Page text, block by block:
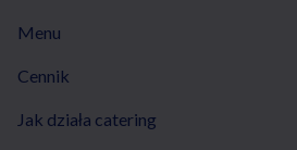
Menu
Cennik
Jak działa catering